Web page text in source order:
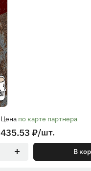
Цена по карте партнера
435.53 ₽/шт.
В